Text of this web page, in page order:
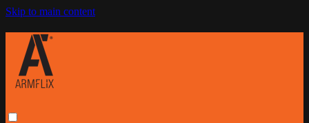
Skip to main content